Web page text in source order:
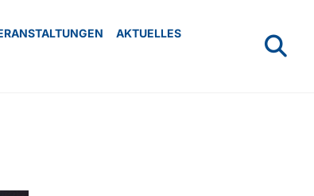
AKTUELLES